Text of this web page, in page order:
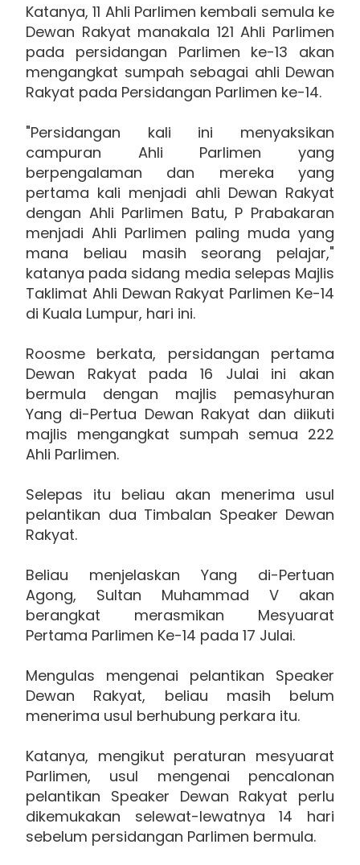
Katanya, 11 Ahli Parlimen kembali semula ke
Dewan Rakyat manakala 121 Ahli Parlimen
pada persidangan Parlimen ke-13 akan
mengangkat sumpah sebagai ahli Dewan
Rakyat pada Persidangan Parlimen ke-14.
"Persidangan kali ini menyaksikan
campuran Ahli Parlimen yang
berpengalaman dan mereka yang
pertama kali menjadi ahli Dewan Rakyat
dengan Ahli Parlimen Batu, P Prabakaran
menjadi Ahli Parlimen paling muda yang
mana beliau masih seorang pelajar,"
katanya pada sidang media selepas Majlis
Taklimat Ahli Dewan Rakyat Parlimen Ke-14
di Kuala Lumpur, hari ini.
Roosme berkata, persidangan pertama
Dewan Rakyat pada 16 Julai ini akan
bermula dengan majlis pemasyhuran
Yang di-Pertua Dewan Rakyat dan diikuti
majlis mengangkat sumpah semua 222
Ahli Parlimen.
Selepas itu beliau akan menerima usul
pelantikan dua Timbalan Speaker Dewan
Rakyat.
Beliau menjelaskan Yang di-Pertuan
Agong, Sultan Muhammad V akan
berangkat merasmikan Mesyuarat
Pertama Parlimen Ke-14 pada 17 Julai.
Mengulas mengenai pelantikan Speaker
Dewan Rakyat, beliau masih belum
menerima usul berhubung perkara itu.
Katanya, mengikut peraturan mesyuarat
Parlimen, usul mengenai pencalonan
pelantikan Speaker Dewan Rakyat perlu
dikemukakan selewat-lewatnya 14 hari
sebelum persidangan Parlimen bermula.